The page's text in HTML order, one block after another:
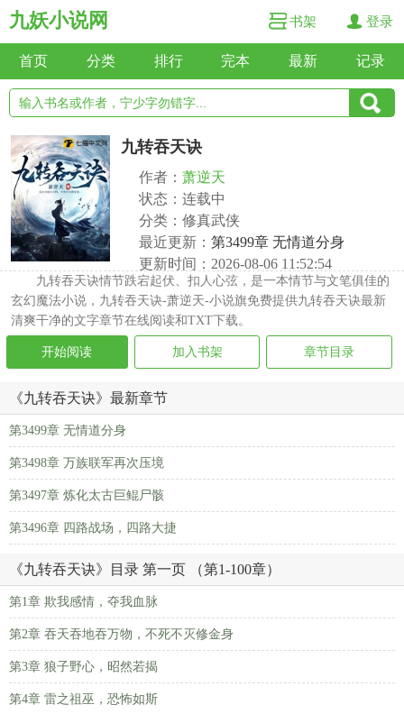
九妖小说网 书架 登录
首页 分类 排行 完本 最新 记录
九转吞天诀
作者： 萧逆天
状态：连载中
分类：修真武侠
最近更新： 第3499章 无情道分身
更新时间：2026-08-06 11:52:54
九转吞天诀情节跌宕起伏、扣人心弦，是一本情节与文笔俱佳的
玄幻魔法小说，九转吞天诀-萧逆天-小说旗免费提供九转吞天诀最新
清爽干净的文字章节在线阅读和TXT下载。
开始阅读 加入书架 章节目录
《九转吞天诀》最新章节
第3499章 无情道分身
第3498章 万族联军再次压境
第3497章 炼化太古巨鲲尸骸
第3496章 四路战场，四路大捷
《九转吞天诀》目录 第一页 （第1-100章）
第1章 欺我感情，夺我血脉
第2章 吞天吞地吞万物，不死不灭修金身
第3章 狼子野心，昭然若揭
第4章 雷之祖巫，恐怖如斯